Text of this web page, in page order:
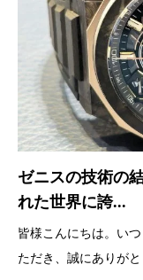
ゼニスの技術の
れた世界に誇...
皆様こんにちは。い
ただき、誠にありが